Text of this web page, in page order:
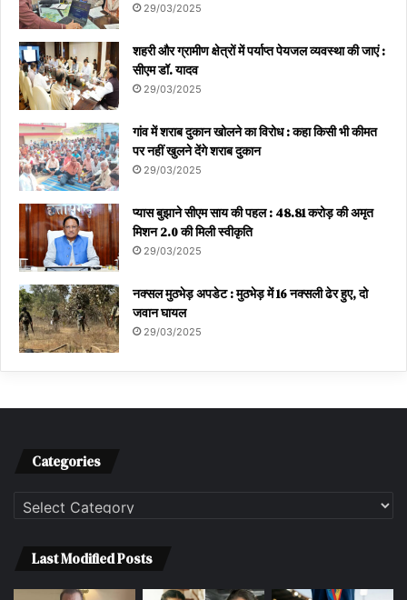
29/03/2025
शहरी और ग्रामीण क्षेत्रों में पर्याप्त पेयजल व्यवस्था की जाएं :
सीएम डॉ. यादव
29/03/2025
गांव में शराब दुकान खोलने का विरोध : कहा किसी भी कीमत
पर नहीं खुलने देंगे शराब दुकान
29/03/2025
प्यास बुझाने सीएम साय की पहल : 48.81 करोड़ की अमृत
मिशन 2.0 की मिली स्वीकृति
29/03/2025
नक्सल मुठभेड़ अपडेट : मुठभेड़ में 16 नक्सली ढेर हुए, दो
जवान घायल
29/03/2025
Categories
Categories
Last Modified Posts